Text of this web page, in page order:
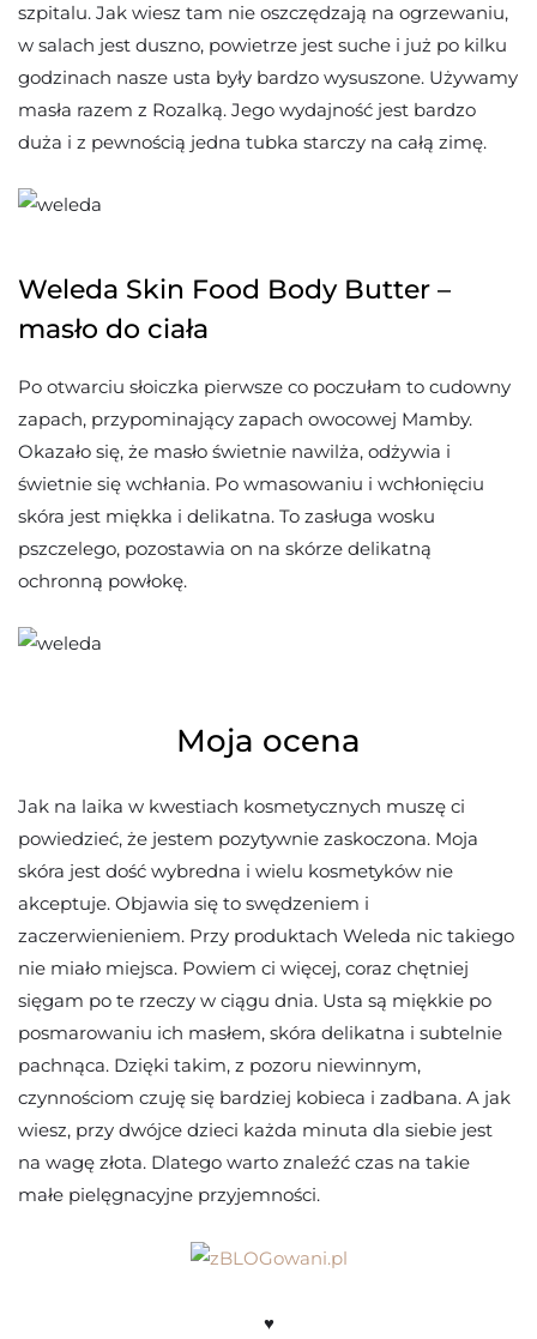
szpitalu. Jak wiesz tam nie oszczędzają na ogrzewaniu,
w salach jest duszno, powietrze jest suche i już po kilku
godzinach nasze usta były bardzo wysuszone. Używamy
masła razem z Rozalką. Jego wydajność jest bardzo
duża i z pewnością jedna tubka starczy na całą zimę.
Weleda Skin Food Body Butter –
masło do ciała
Po otwarciu słoiczka pierwsze co poczułam to cudowny
zapach, przypominający zapach owocowej Mamby.
Okazało się, że masło świetnie nawilża, odżywia i
świetnie się wchłania. Po wmasowaniu i wchłonięciu
skóra jest miękka i delikatna. To zasługa wosku
pszczelego, pozostawia on na skórze delikatną
ochronną powłokę.
Moja ocena
Jak na laika w kwestiach kosmetycznych muszę ci
powiedzieć, że jestem pozytywnie zaskoczona. Moja
skóra jest dość wybredna i wielu kosmetyków nie
akceptuje. Objawia się to swędzeniem i
zaczerwienieniem. Przy produktach Weleda nic takiego
nie miało miejsca. Powiem ci więcej, coraz chętniej
sięgam po te rzeczy w ciągu dnia. Usta są miękkie po
posmarowaniu ich masłem, skóra delikatna i subtelnie
pachnąca. Dzięki takim, z pozoru niewinnym,
czynnościom czuję się bardziej kobieca i zadbana. A jak
wiesz, przy dwójce dzieci każda minuta dla siebie jest
na wagę złota. Dlatego warto znaleźć czas na takie
małe pielęgnacyjne przyjemności.
♥